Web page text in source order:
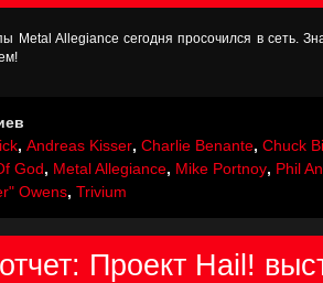
Metal Allegiance сегодня просочился в сеть.
, Andreas Kisser, Charlie Benante, Chuck
God, Metal Allegiance, Mike Portnoy, Phil
Owens, Trivium
Проект Hail!